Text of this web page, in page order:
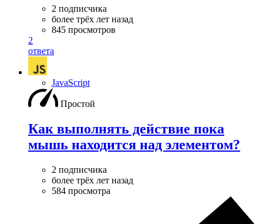
2 подписчика
более трёх лет назад
845 просмотров
2
ответа
JavaScript
Простой
Как выполнять действие пока
мышь находится над элементом?
2 подписчика
более трёх лет назад
584 просмотра